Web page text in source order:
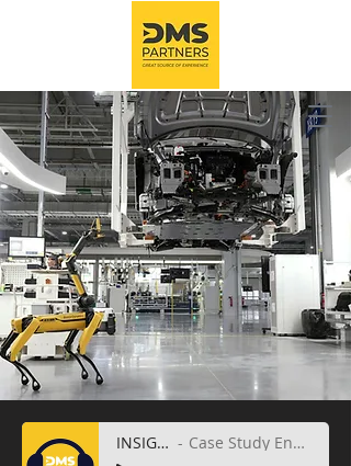
INSIGHTS Case Study Encoparts